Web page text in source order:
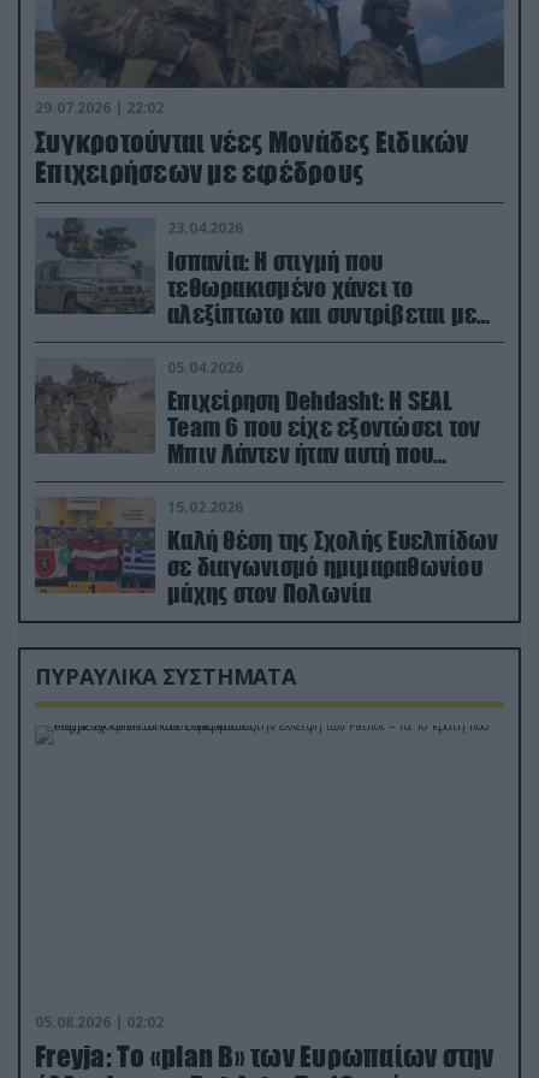
29.07.2026 | 22:02
Συγκροτούνται νέες Μονάδες Ειδικών
Επιχειρήσεων με εφέδρους
23.04.2026
Ισπανία: Η στιγμή που
τεθωρακισμένο χάνει το
αλεξίπτωτο και συντρίβεται με
ορμή στο έδαφος (βίντεο)
05.04.2026
Επιχείρηση Dehdasht: Η SEAL
Team 6 που είχε εξοντώσει τον
Μπιν Λάντεν ήταν αυτή που
διέσωσε τον πιλότο του F-15
15.02.2026
Καλή θέση της Σχολής Ευελπίδων
σε διαγωνισμό ημιμαραθωνίου
μάχης στον Πολωνία
ΠΥΡΑΥΛΙΚΑ ΣΥΣΤΗΜΑΤΑ
05.08.2026 | 02:02
Freyja: Το «plan Β» των Ευρωπαίων στην